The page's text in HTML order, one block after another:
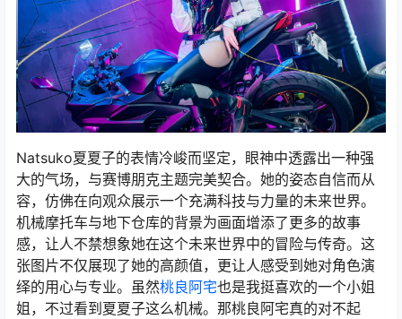
Natsuko夏夏子的表情冷峻而坚定，眼神中透露出一种强
大的气场，与赛博朋克主题完美契合。她的姿态自信而从
容，仿佛在向观众展示一个充满科技与力量的未来世界。
机械摩托车与地下仓库的背景为画面增添了更多的故事
感，让人不禁想象她在这个未来世界中的冒险与传奇。这
张图片不仅展现了她的高颜值，更让人感受到她对角色演
绎的用心与专业。虽然桃良阿宅也是我挺喜欢的一个小姐
姐，不过看到夏夏子这么机械。那桃良阿宅真的对不起